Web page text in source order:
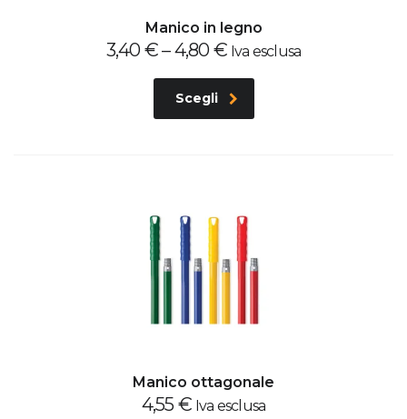
Manico in legno
3,40 €–4,80 € Iva esclusa
Scegli
Manico ottagonale
4,55 € Iva esclusa